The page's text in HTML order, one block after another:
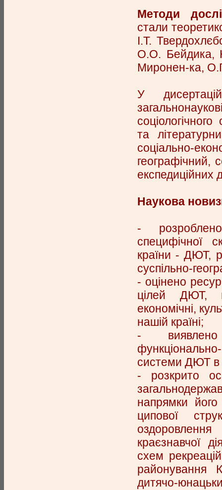
Методи
стали
І.Т.
О.О. Бейдика,
Миронен-ка,
У
та
соціально-
географічний,
експедиційних
Наукова
- розроблено
специфічної
країни - ДЮТ,
суспільно-
- оцінено
цілей ДЮТ,
економічні,
нашій країні;
- виявлено
системи ДЮТ в
- розкрито
напрямки
ципової
краєзнавчої
схем
районування
дитячо-